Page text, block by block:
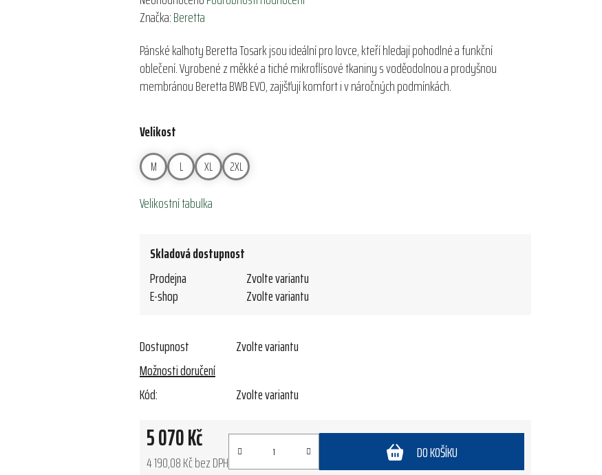
hodnocení
je
0,0
z
hvězdiček.
Značka:Beretta
Pánské kalhoty Beretta Tosark jsou ideální pro lovce, kteří hledají pohodlné a funkční
oblečení. Vyrobené z měkké a tiché mikroflísové tkaniny s voděodolnou a prodyšnou
membránou Beretta BWB EVO, zajišťují komfort i v náročných podmínkách.
Velikost
M L XL 2XL
Velikostní tabulka
Skladová dostupnost
Prodejna
Zvolte variantu
E-shop
Zvolte variantu
Dostupnost
Zvolte variantu
Možnosti doručení
Kód:
Zvolte variantu
5 070 Kč
4 190,08 Kč bez DPH
DO KOŠÍKU